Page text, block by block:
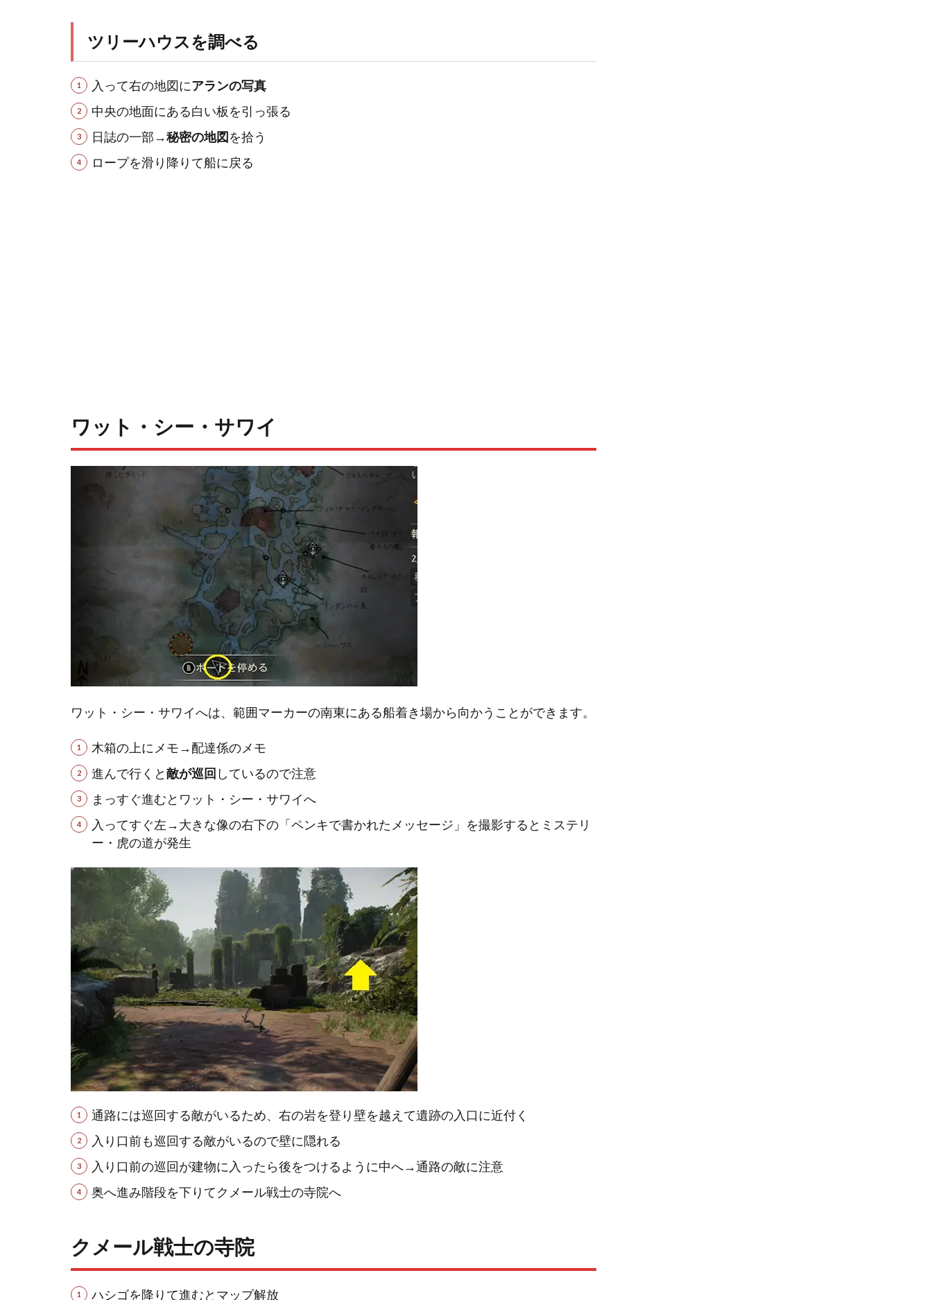
ツリーハウスを調べる
入って右の地図にアランの写真
中央の地面にある白い板を引っ張る
日誌の一部→秘密の地図 を拾う
ロープを滑り降りて船に戻る
ワット・シー・サワイ
ワット・シー・サワイへは、範囲マーカーの南東にある船着き場から向かうことができます。
木箱の上にメモ→配達係のメモ
進んで行くと敵が巡回 しているので注意
まっすぐ進むとワット・シー・サワイへ
入ってすぐ左→大きな像の右下の「ペンキで書かれたメッセージ」を撮影するとミステリ
ー・虎の道が発生
通路には巡回する敵がいるため、右の岩を登り壁を越えて遺跡の入口に近付く
入り口前も巡回する敵がいるので壁に隠れる
入り口前の巡回が建物に入ったら後をつけるように中へ→通路の敵に注意
奥へ進み階段を下りてクメール戦士の寺院へ
クメール戦士の寺院
ハシゴを降りて進むとマップ解放